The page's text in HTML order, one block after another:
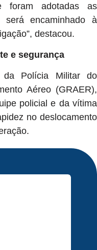
foram adotadas as
encaminhado à
destacou.
e segurança
Polícia Militar do
Aéreo (GRAER),
policial e da vítima
no deslocamento